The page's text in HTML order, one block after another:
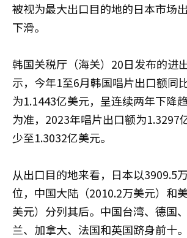
被视为最大出口目的地的日本市场
下滑。
韩国关税厅（海关）20日发布的进
示，今年1至6月韩国唱片出口额同
为1.1443亿美元，呈连续两年下降
为准，2023年唱片出口额为1.3297
少至1.3032亿美元。
从出口目的地来看，日本以3909.5
位，中国大陆（2010.2万美元）和
美元）分列其后。中国台湾、德国
兰、加拿大、法国和英国跻身前十。